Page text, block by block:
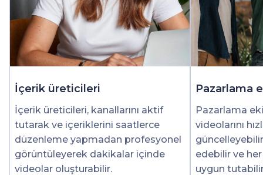
İçerik üreticileri
İçerik üreticileri, kanallarını aktif
tutarak ve içeriklerini saatlerce
düzenleme yapmadan profesyonel
görüntüleyerek dakikalar içinde
videolar oluşturabilir.
Pazarlama
Pazarlama
videolarını
edebilir ve
uygun